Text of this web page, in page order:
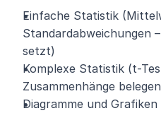
Einfache Statistik
Standardabweichungen
setzt)
Komplexe Statistik (t-
Zusammenhänge
Diagramme und